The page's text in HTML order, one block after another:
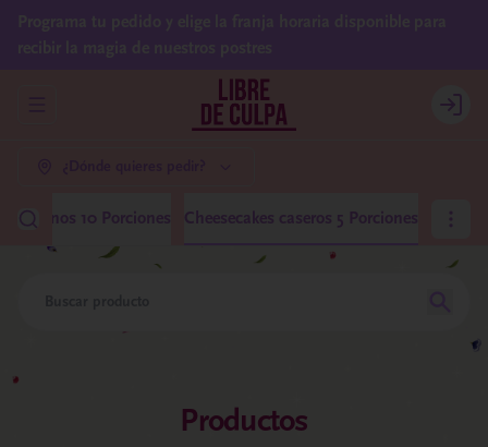
Login
Medianos 10 Porciones Cheesecakes caseros 5 Porciones
Productos